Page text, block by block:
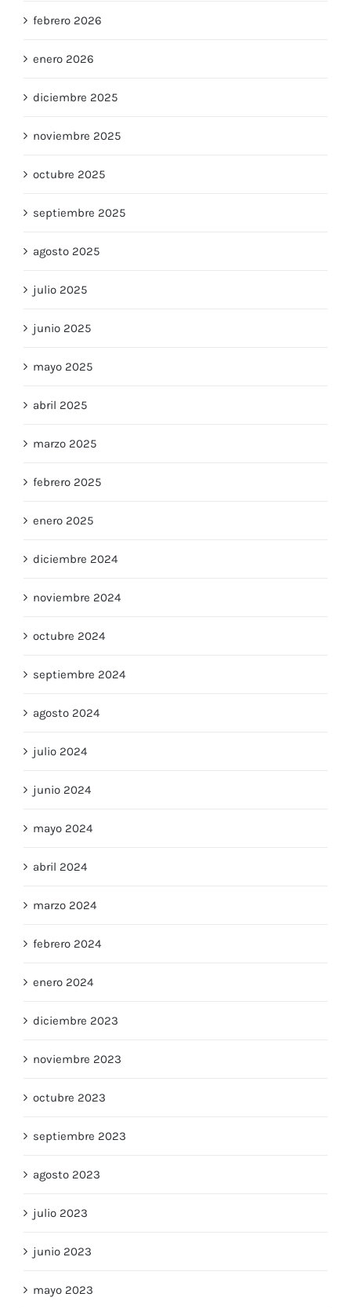
febrero 2026
enero 2026
diciembre 2025
noviembre 2025
octubre 2025
septiembre 2025
agosto 2025
julio 2025
junio 2025
mayo 2025
abril 2025
marzo 2025
febrero 2025
enero 2025
diciembre 2024
noviembre 2024
octubre 2024
septiembre 2024
agosto 2024
julio 2024
junio 2024
mayo 2024
abril 2024
marzo 2024
febrero 2024
enero 2024
diciembre 2023
noviembre 2023
octubre 2023
septiembre 2023
agosto 2023
julio 2023
junio 2023
mayo 2023